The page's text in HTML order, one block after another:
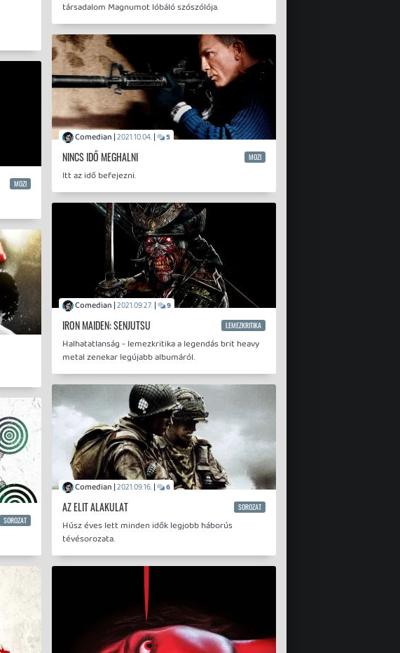
MOZI
SOROZAT
társadalom Magnumot lóbáló szószólója.
Comedian |2021.10.04.| 5
NINCS IDŐ MEGHALNI MOZI
Itt az idő befejezni.
Comedian |2021.09.27.| 9
IRON MAIDEN: SENJUTSU LEMEZKRITIKA
Halhatatlanság - lemezkritika a legendás brit heavy
metal zenekar legújabb albumáról.
Comedian |2021.09.16.| 6
AZ ELIT ALAKULAT SOROZAT
Húsz éves lett minden idők legjobb háborús
tévésorozata.